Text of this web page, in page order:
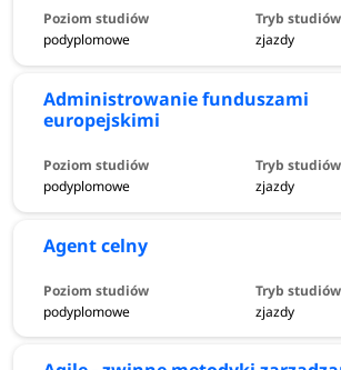
podyplomowe zjazdy
Administrowanie funduszami
europejskimi
podyplomowe zjazdy
Agent celny
podyplomowe zjazdy